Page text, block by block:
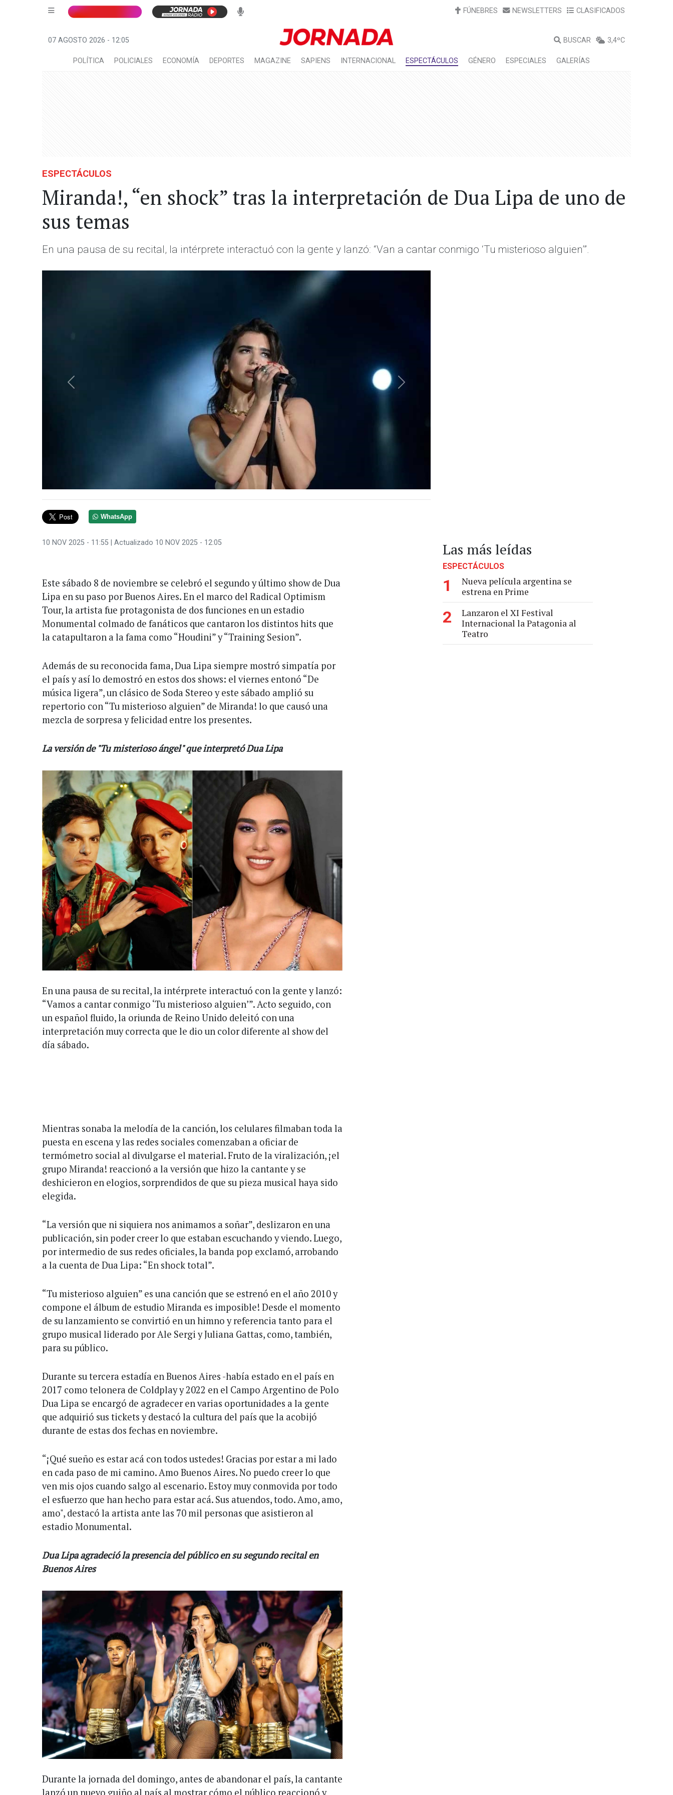
FÚNEBRES NEWSLETTERS CLASIFICADOS
07 AGOSTO 2026 - 12:05 BUSCAR 3,4ºC
POLÍTICA POLICIALES ECONOMÍA DEPORTES MAGAZINE SAPIENS INTERNACIONAL ESPECTÁCULOS GÉNERO ESPECIALES GALERÍAS
ESPECTÁCULOS
Miranda!, “en shock” tras la interpretación de Dua Lipa de uno de
sus temas
En una pausa de su recital, la intérprete interactuó con la gente y lanzó: “Van a cantar conmigo ‘Tu misterioso alguien’”.
Anterior Siguiente
WhatsApp
10 NOV 2025 - 11:55 | Actualizado 10 NOV 2025 - 12:05
Este sábado 8 de noviembre se celebró el segundo y último show de Dua
Lipa en su paso por Buenos Aires. En el marco del Radical Optimism
Tour, la artista fue protagonista de dos funciones en un estadio
Monumental colmado de fanáticos que cantaron los distintos hits que
la catapultaron a la fama como “Houdini” y “Training Sesion”.
Además de su reconocida fama, Dua Lipa siempre mostró simpatía por
el país y así lo demostró en estos dos shows: el viernes entonó “De
música ligera”, un clásico de Soda Stereo y este sábado amplió su
repertorio con “Tu misterioso alguien” de Miranda! lo que causó una
mezcla de sorpresa y felicidad entre los presentes.
La versión de "Tu misterioso ángel" que interpretó Dua Lipa
En una pausa de su recital, la intérprete interactuó con la gente y lanzó:
“Vamos a cantar conmigo ‘Tu misterioso alguien’”. Acto seguido, con
un español fluido, la oriunda de Reino Unido deleitó con una
interpretación muy correcta que le dio un color diferente al show del
día sábado.
Mientras sonaba la melodía de la canción, los celulares filmaban toda la
puesta en escena y las redes sociales comenzaban a oficiar de
termómetro social al divulgarse el material. Fruto de la viralización, ¡el
grupo Miranda! reaccionó a la versión que hizo la cantante y se
deshicieron en elogios, sorprendidos de que su pieza musical haya sido
elegida.
“La versión que ni siquiera nos animamos a soñar”, deslizaron en una
publicación, sin poder creer lo que estaban escuchando y viendo. Luego,
por intermedio de sus redes oficiales, la banda pop exclamó, arrobando
a la cuenta de Dua Lipa: “En shock total”.
“Tu misterioso alguien” es una canción que se estrenó en el año 2010 y
compone el álbum de estudio Miranda es imposible! Desde el momento
de su lanzamiento se convirtió en un himno y referencia tanto para el
grupo musical liderado por Ale Sergi y Juliana Gattas, como, también,
para su público.
Durante su tercera estadía en Buenos Aires -había estado en el país en
2017 como telonera de Coldplay y 2022 en el Campo Argentino de Polo
Dua Lipa se encargó de agradecer en varias oportunidades a la gente
que adquirió sus tickets y destacó la cultura del país que la acobijó
durante de estas dos fechas en noviembre.
“¡Qué sueño es estar acá con todos ustedes! Gracias por estar a mi lado
en cada paso de mi camino. Amo Buenos Aires. No puedo creer lo que
ven mis ojos cuando salgo al escenario. Estoy muy conmovida por todo
el esfuerzo que han hecho para estar acá. Sus atuendos, todo. Amo, amo,
amo", destacó la artista ante las 70 mil personas que asistieron al
estadio Monumental.
Dua Lipa agradeció la presencia del público en su segundo recital en
Buenos Aires
Durante la jornada del domingo, antes de abandonar el país, la cantante
Las más leídas
ESPECTÁCULOS
1
Nueva película argentina se
estrena en Prime
2
Lanzaron el XI Festival
Internacional la Patagonia al
Teatro